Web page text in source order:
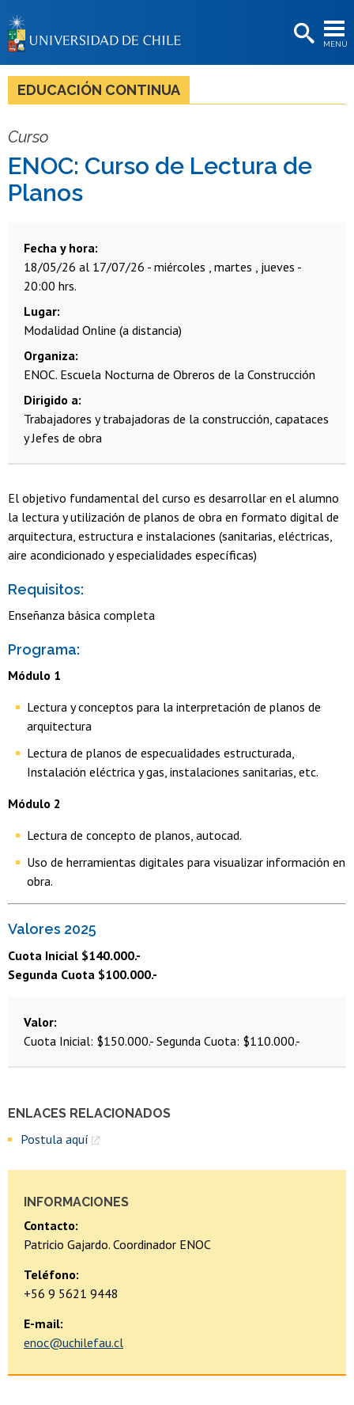
MENÚ
BIBLIOTECAS
LA UNIVERSIDAD
Académicas/os
EDUCACIÓN CONTINUA
Curso
ENOC: Curso de Lectura de
Planos
ENLACES RELACIONADOS
Postula aquí
INFORMACIONES
Contacto:
Patricio Gajardo. Coordinador ENOC
Teléfono:
+56 9 5621 9448
E-mail:
enoc@uchilefau.cl
Fecha y hora
18/05/26 al 17/07/26 - miércoles , martes , jueves -
20:00 hrs.
Lugar
Modalidad Online (a distancia)
Organiza
ENOC. Escuela Nocturna de Obreros de la Construcción
Dirigido a
Trabajadores y trabajadoras de la construcción, capataces
y Jefes de obra
El objetivo fundamental del curso es desarrollar en el alumno
la lectura y utilización de planos de obra en formato digital de
arquitectura, estructura e instalaciones (sanitarias, eléctricas,
aire acondicionado y especialidades específicas)
Requisitos:
Enseñanza básica completa
Programa:
Módulo 1
Lectura y conceptos para la interpretación de planos de
arquitectura
Lectura de planos de especualidades estructurada,
Instalación eléctrica y gas, instalaciones sanitarias, etc.
Módulo 2
Lectura de concepto de planos, autocad.
Uso de herramientas digitales para visualizar información en
obra.
Valores 2025
Cuota Inicial $140.000.-
Segunda Cuota $100.000.-
Valor
Cuota Inicial: $150.000.- Segunda Cuota: $110.000.-